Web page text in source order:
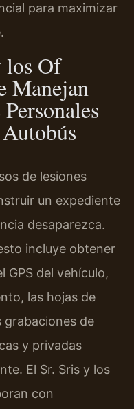
para maximizar
los Of
Manejan
de lesiones
un expediente
desaparezca.
incluye obtener
GPS del vehículo,
las hojas de
grabaciones de
y privadas
El Sr. Sris y los
con